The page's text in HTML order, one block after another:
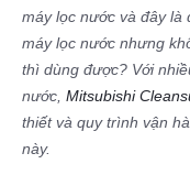
máy lọc nước và đây là
máy lọc nước nhưng
thì dùng được? Với
nước, Mitsubishi
thiết và quy trình vận
này.